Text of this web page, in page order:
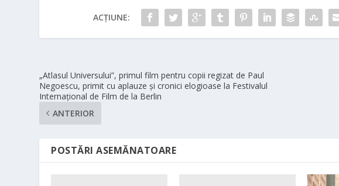
ACȚIUNE:
„Atlasul Universului”, primul film pentru copii regizat de Paul
Negoescu, primit cu aplauze și cronici elogioase la Festivalul
Internațional de Film de la Berlin
ANTERIOR
POSTĂRI ASEMĂNATOARE